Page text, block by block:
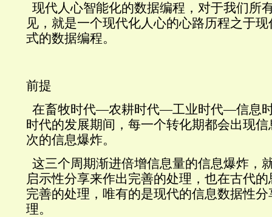
现代人心智能化的数据编程，对于我们所
见，就是一个现代化人心的心路历程之于
式的数据编程。
前提
在畜牧时代—农耕时代—工业时代—信息
时代的发展期间，每一个转化期都会出现
次的信息爆炸。
这三个周期渐进倍增信息量的信息爆炸，
启示性分享来作出完善的处理，也在古代
完善的处理，唯有的是现代的信息数据性
理。